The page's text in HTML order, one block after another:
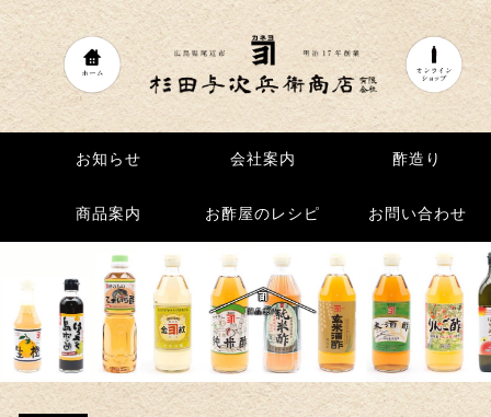
お知らせ 会社案内 酢造り
商品案内 お酢屋のレシピ お問い合わせ
お知らせ 会社案内 酢造り
商品案内 お酢屋のレシピ お問い合わせ